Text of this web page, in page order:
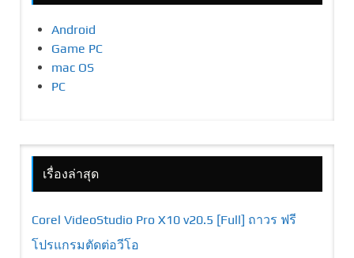
Android
Game PC
mac OS
PC
เรื่องล่าสุด
Corel VideoStudio Pro X10 v20.5 [Full] ถาวร ฟรี
โปรแกรมตัดต่อวีโอ